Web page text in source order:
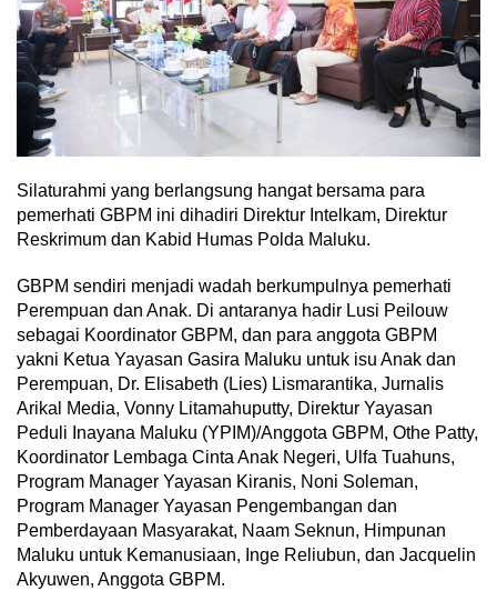
Silaturahmi yang berlangsung hangat bersama para
pemerhati GBPM ini dihadiri Direktur Intelkam, Direktur
Reskrimum dan Kabid Humas Polda Maluku.
GBPM sendiri menjadi wadah berkumpulnya pemerhati
Perempuan dan Anak. Di antaranya hadir Lusi Peilouw
sebagai Koordinator GBPM, dan para anggota GBPM
yakni Ketua Yayasan Gasira Maluku untuk isu Anak dan
Perempuan, Dr. Elisabeth (Lies) Lismarantika, Jurnalis
Arikal Media, Vonny Litamahuputty, Direktur Yayasan
Peduli Inayana Maluku (YPIM)/Anggota GBPM, Othe Patty,
Koordinator Lembaga Cinta Anak Negeri, Ulfa Tuahuns,
Program Manager Yayasan Kiranis, Noni Soleman,
Program Manager Yayasan Pengembangan dan
Pemberdayaan Masyarakat, Naam Seknun, Himpunan
Maluku untuk Kemanusiaan, Inge Reliubun, dan Jacquelin
Akyuwen, Anggota GBPM.